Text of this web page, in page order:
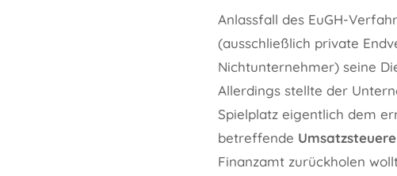
Anlassfall des EuGH-
(ausschließlich private
Nichtunternehmer) seine
Allerdings stellte der
Spielplatz eigentlich dem
betreffende
Finanzamt zurückholen